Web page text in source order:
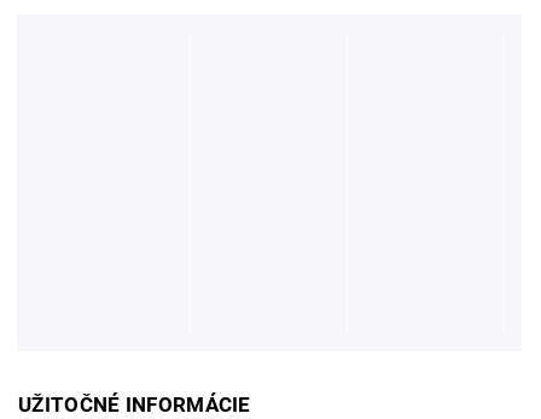
UŽITOČNÉ INFORMÁCIE